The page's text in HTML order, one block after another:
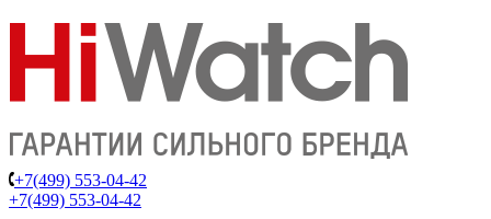
+7(499) 553-04-42
+7(499) 553-04-42